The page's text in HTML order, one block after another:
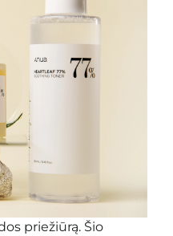
priežiūrą. Šio